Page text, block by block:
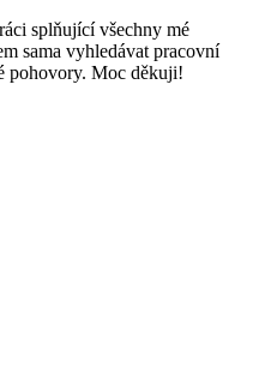
splňující všechny mé
sama vyhledávat pracovní
pohovory. Moc děkuji!